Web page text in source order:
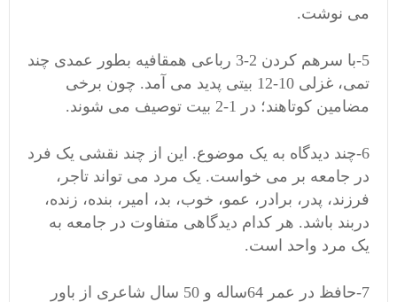
می نوشت.
5-با سرهم کردن 2-3 رباعی همقافیه بطور عمدی چند
تمی، غزلی 10-12 بیتی پدید می آمد. چون برخی
مضامین کوتاهند؛ در 1-2 بیت توصیف می شوند.
6-چند دیدگاه به یک موضوع. این از چند نقشی یک فرد
در جامعه بر می خواست. یک مرد می تواند تاجر،
فرزند، پدر، برادر، عمو، خوب، بد، امیر، بنده، زنده،
دربند باشد. هر کدام دیدگاهی متفاوت در جامعه به
یک مرد واحد است.
7-حافظ در عمر 64ساله و 50 سال شاعری از باور